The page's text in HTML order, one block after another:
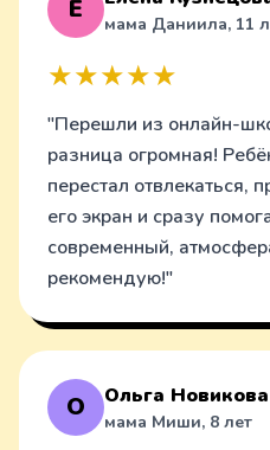
Е мама Даниила, 11
★★★★★
"Перешли из онлайн-
разница огромная!
перестал отвлекаться,
его экран и сразу
современный,
рекомендую!"
О Ольга Новикова
мама Миши, 8 лет